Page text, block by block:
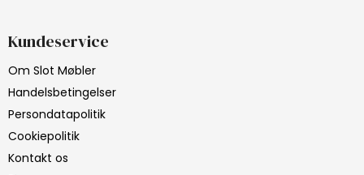
Kundeservice
Om Slot Møbler
Handelsbetingelser
Persondatapolitik
Cookiepolitik
Kontakt os